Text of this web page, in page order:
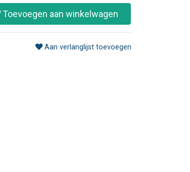
Toevoegen aan winkelwagen
Aan verlanglijst toevoegen